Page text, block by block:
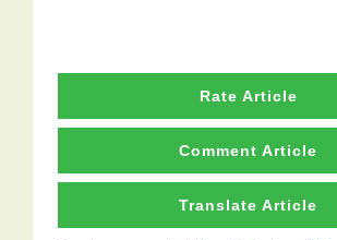
Rate Article
Comment Article
Translate Article